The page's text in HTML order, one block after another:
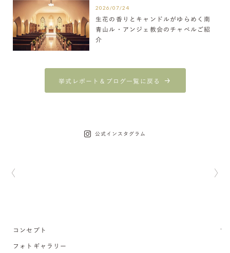
2026/07/24
生花の香りとキャンドルがゆらめく南
青山ル・アンジェ教会のチャペルご紹
介
挙式レポート＆ブログ一覧に戻る
公式インスタグラム
コンセプト
フォトギャラリー